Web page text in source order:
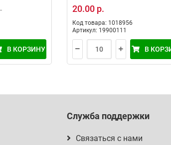
В КОРЗИНУ
20.00 р.
Код товара: 1018956
Артикул: 19900111
В
Служба поддержки
Связаться с нами